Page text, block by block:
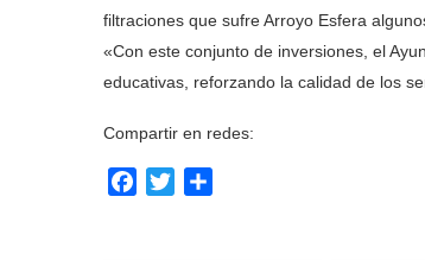
filtraciones que sufre Arroyo Esfera
«Con este conjunto de inversiones, el
educativas, reforzando la calidad de los
Compartir en redes:
Facebook
Twitter